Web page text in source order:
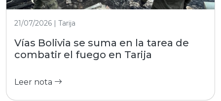
21/07/2026 | Tarija
Vías Bolivia se suma en la tarea de
combatir el fuego en Tarija
Leer nota